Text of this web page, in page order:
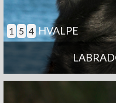
1 5 4 HVALPE